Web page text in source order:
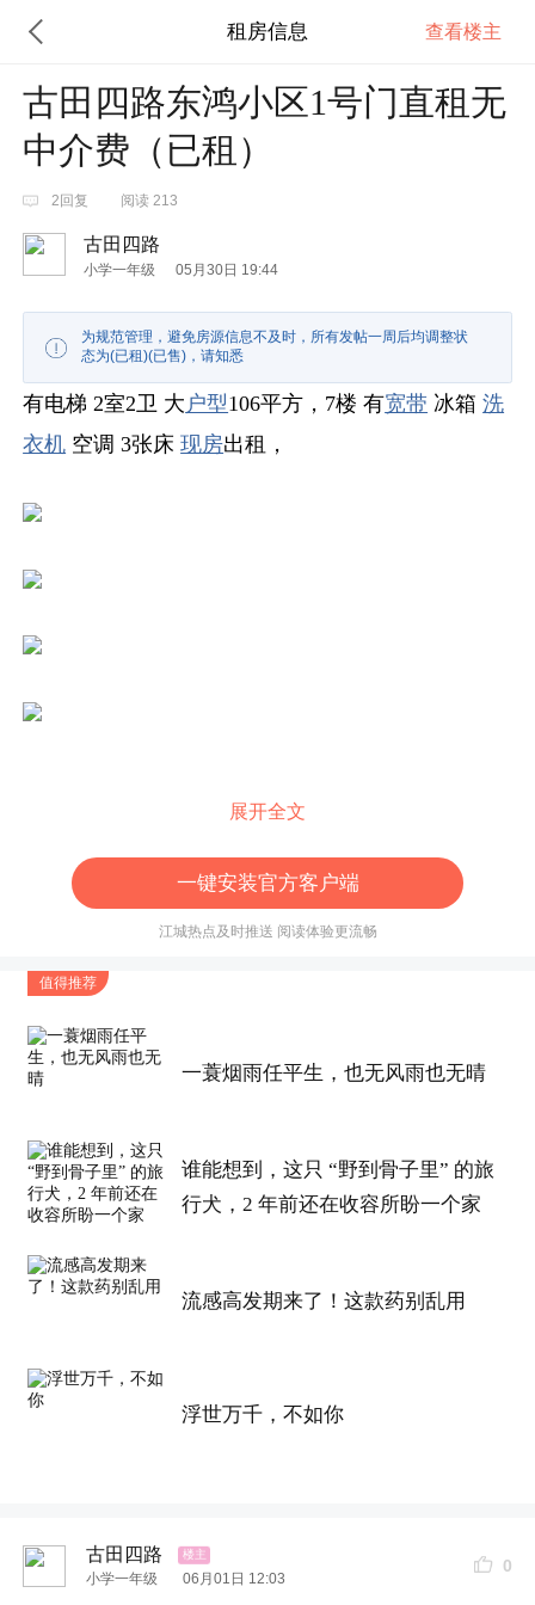
租房信息 查看楼主
古田四路东鸿小区1号门直租无
中介费（已租）
2回复 阅读 213
古田四路
小学一年级 05月30日 19:44
为规范管理，避免房源信息不及时，所有发帖一周后均调整状
态为(已租)(已售)，请知悉
有电梯 2室2卫 大 户型106平方，7楼 有宽带 冰箱洗
衣机 空调 3张床现房出租，
展开全文
一键安装官方客户端
江城热点及时推送 阅读体验更流畅
值得推荐
一蓑烟雨任平生，也无风雨也无晴
谁能想到，这只 “野到骨子里” 的旅
行犬，2 年前还在收容所盼一个家
流感高发期来了！这款药别乱用
浮世万千，不如你
古田四路
小学一年级 06月01日 12:03
0